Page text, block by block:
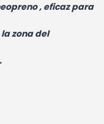
, eficaz para
zona del